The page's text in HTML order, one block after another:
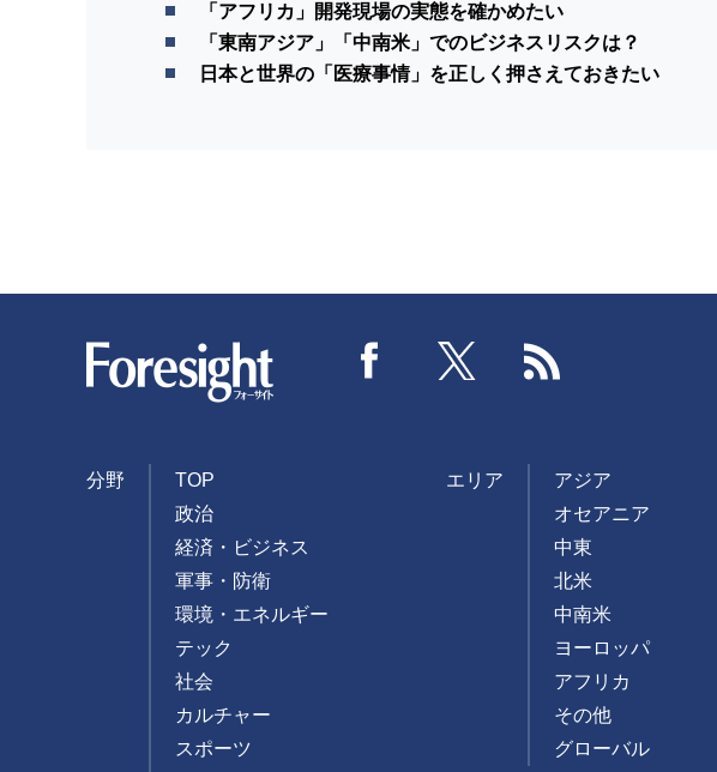
「アフリカ」開発現場の実態を確かめたい
「東南アジア」「中南米」でのビジネスリスクは？
日本と世界の「医療事情」を正しく押さえておきたい
Facebook Twitter
分野
TOP
政治
経済・ビジネス
軍事・防衛
環境・エネルギー
テック
社会
カルチャー
スポーツ
エリア
アジア
オセアニア
中東
北米
中南米
ヨーロッパ
アフリカ
その他
グローバル